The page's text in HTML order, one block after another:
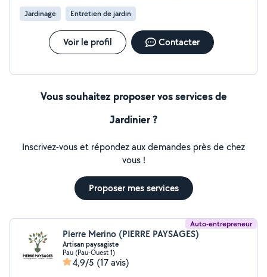
Jardinage Entretien de jardin
Voir le profil Contacter
Vous souhaitez proposer vos services de
Jardinier ?
Inscrivez-vous et répondez aux demandes près de chez
vous !
Proposer mes services
Auto-entrepreneur
Pierre Merino (PIERRE PAYSAGES)
Artisan paysagiste
Pau (Pau-Ouest 1)
4,9/5 (17 avis)